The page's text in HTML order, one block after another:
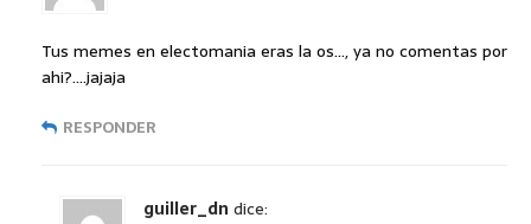
Tus memes en electomania eras la os…, ya no comentas por
ahi?….jajaja
RESPONDER
guiller_dn dice: